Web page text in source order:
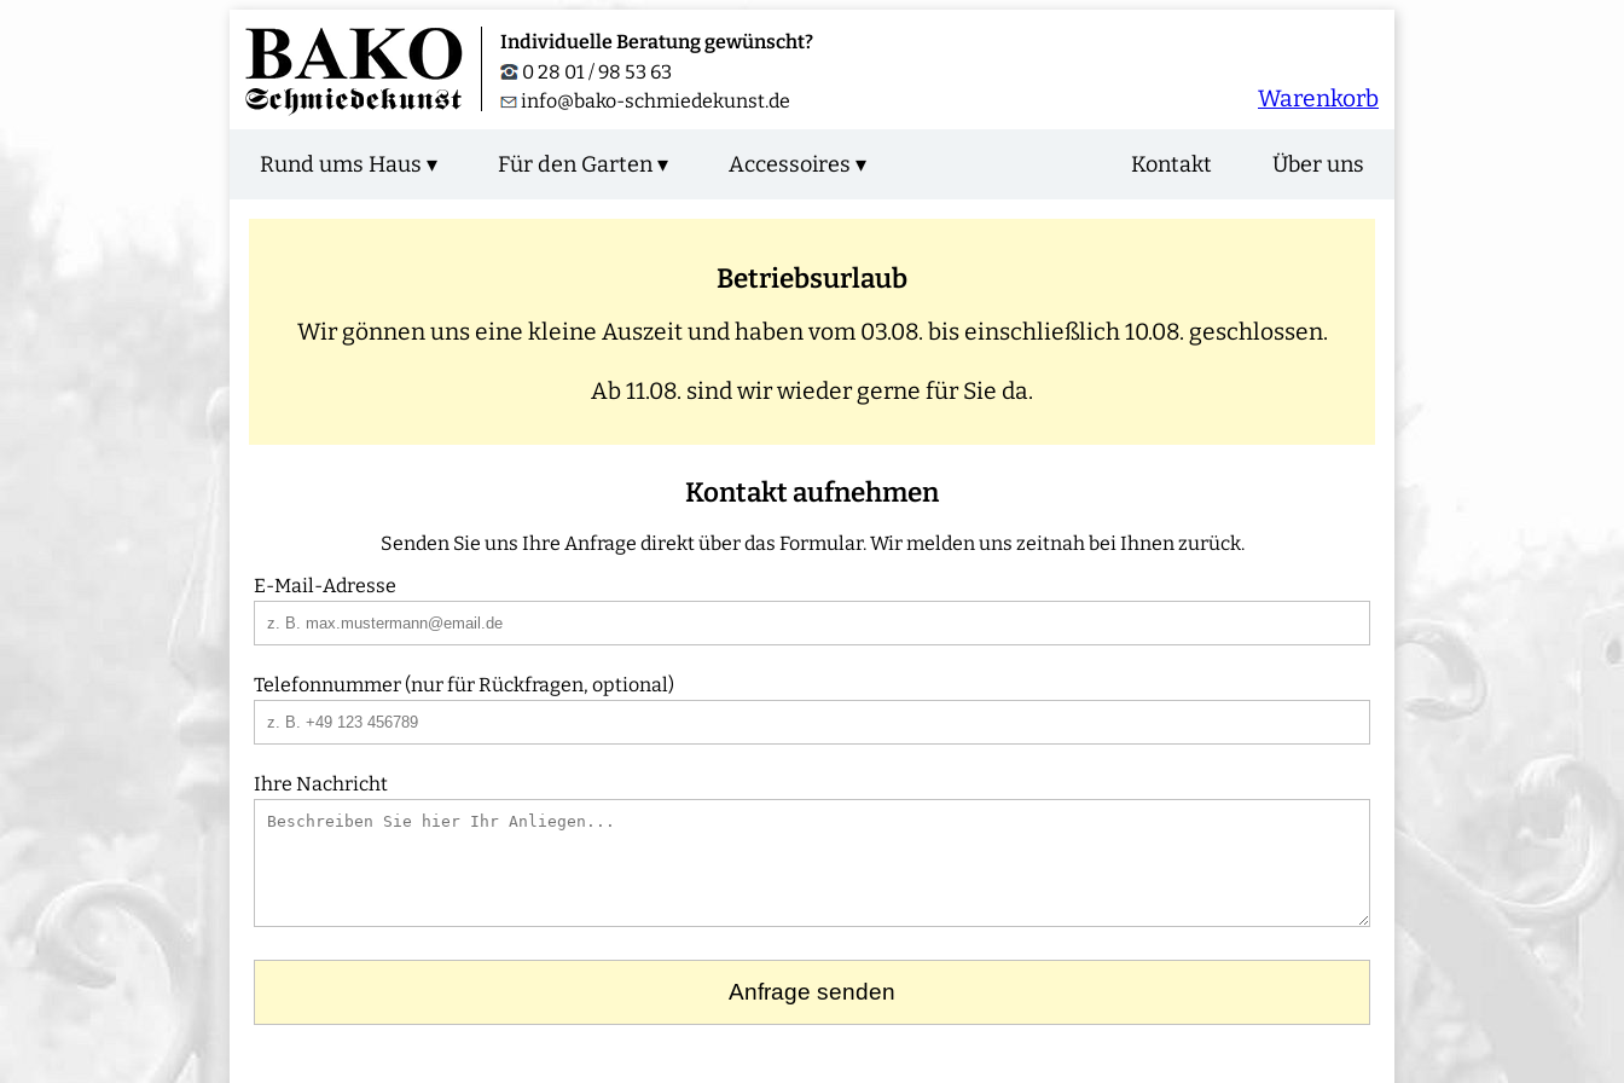
Individuelle Beratung gewünscht?
0 28 01 / 98 53 63
info@bako-schmiedekunst.de
Warenkorb
Rund ums Haus ▾ Für den Garten ▾ Accessoires ▾ Über uns
Kontakt
Betriebsurlaub
Wir gönnen uns eine kleine Auszeit und haben vom 03.08. bis einschließlich 10.08. geschlossen.
Ab 11.08. sind wir wieder gerne für Sie da.
Kontakt aufnehmen
Senden Sie uns Ihre Anfrage direkt über das Formular. Wir melden uns zeitnah bei Ihnen zurück.
E-Mail-Adresse
Telefonnummer (nur für Rückfragen, optional)
Ihre Nachricht
Anfrage senden